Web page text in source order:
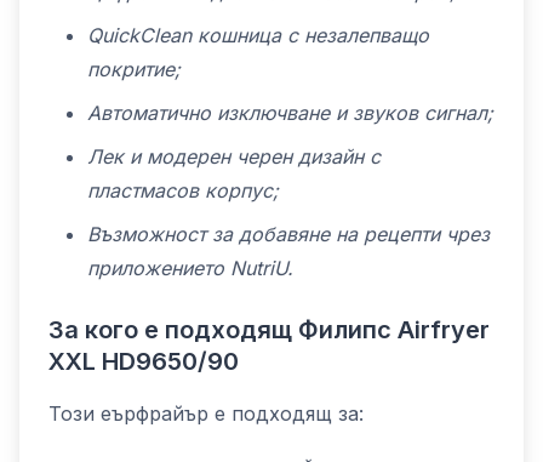
QuickClean кошница с незалепващо
покритие;
Автоматично изключване и звуков сигнал;
Лек и модерен черен дизайн с
пластмасов корпус;
Възможност за добавяне на рецепти чрез
приложението NutriU.
За кого е подходящ Филипс Airfryer
XXL HD9650/90
Този еърфрайър е подходящ за: